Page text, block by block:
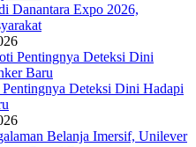
Danantara Expo 2026,
Deteksi Dini Hadapi